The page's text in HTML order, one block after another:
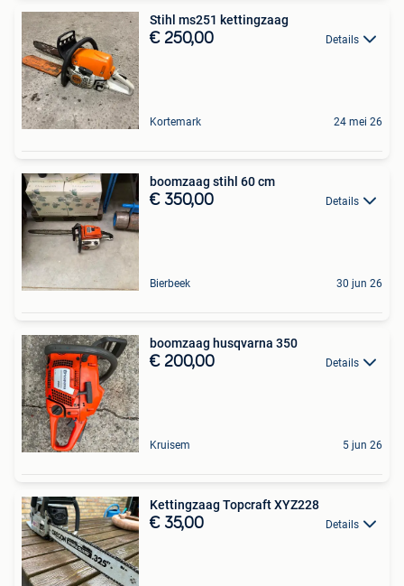
Stihl ms251 kettingzaag
€ 250,00 Details
Kortemark 24 mei 26
boomzaag stihl 60 cm
€ 350,00 Details
Bierbeek 30 jun 26
boomzaag husqvarna 350
€ 200,00 Details
Kruisem 5 jun 26
Kettingzaag Topcraft XYZ228
€ 35,00 Details